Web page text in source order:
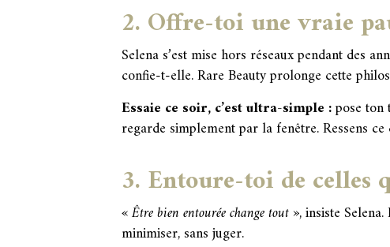
2. Offre-toi une vraie
Selena s’est mise hors réseaux pendant des
confie-t-elle. Rare Beauty prolonge cette
Essaie ce soir, c’est ultra-simple :pose ton
regarde simplement par la fenêtre. Ressens
3. Entoure-toi de celles
« Être bien entourée change tout », insiste
minimiser, sans juger.